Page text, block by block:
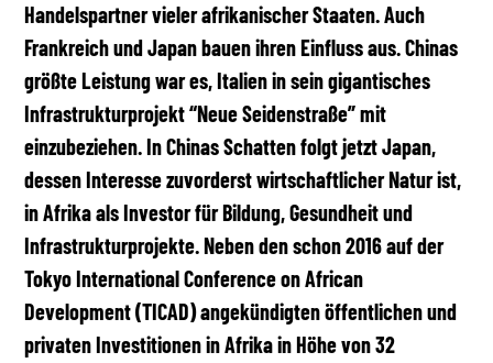
Handelspartner vieler afrikanischer Staaten. Auch
Frankreich und Japan bauen ihren Einfluss aus. Chinas
größte Leistung war es, Italien in sein gigantisches
Infrastrukturprojekt “Neue Seidenstraße” mit
einzubeziehen. In Chinas Schatten folgt jetzt Japan,
dessen Interesse zuvorderst wirtschaftlicher Natur ist,
in Afrika als Investor für Bildung, Gesundheit und
Infrastrukturprojekte. Neben den schon 2016 auf der
Tokyo International Conference on African
Development (TICAD) angekündigten öffentlichen und
privaten Investitionen in Afrika in Höhe von 32